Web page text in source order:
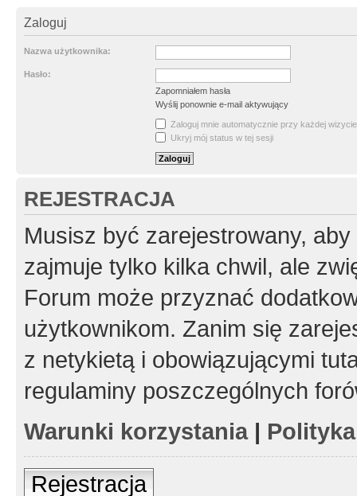
Zaloguj
Nazwa użytkownika:
Hasło:
Zapomniałem hasła
Wyślij ponownie e-mail aktywujący
Zaloguj mnie automatycznie przy każdej wizycie
Ukryj mój status w tej sesji
REJESTRACJA
Musisz być zarejestrowany,
zajmuje tylko kilka chwil, ale
Forum może przyznać
użytkownikom. Zanim się
z netykietą i obowiązującymi
regulaminy poszczególnych
Warunki korzystania|
Rejestracja